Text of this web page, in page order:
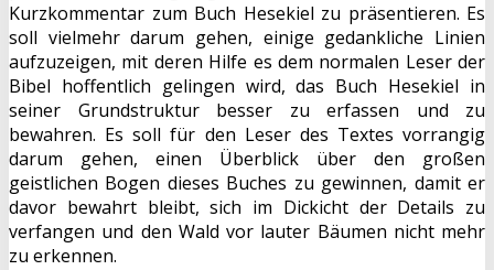
Kurzkommentar zum Buch Hesekiel zu präsentieren. Es
soll vielmehr darum gehen, einige gedankliche Linien
aufzuzeigen, mit deren Hilfe es dem normalen Leser der
Bibel hoffentlich gelingen wird, das Buch Hesekiel in
seiner Grundstruktur besser zu erfassen und zu
bewahren. Es soll für den Leser des Textes vorrangig
darum gehen, einen Überblick über den großen
geistlichen Bogen dieses Buches zu gewinnen, damit er
davor bewahrt bleibt, sich im Dickicht der Details zu
verfangen und den Wald vor lauter Bäumen nicht mehr
zu erkennen.